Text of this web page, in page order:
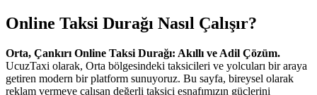
Online Taksi Durağı Nasıl Çalışır?
Orta, Çankırı Online Taksi Durağı: Akıllı ve Adil Çözüm.
UcuzTaxi olarak, Orta bölgesindeki taksicileri ve yolcuları bir araya
getiren modern bir platform sunuyoruz. Bu sayfa, bireysel olarak
reklam vermeye çalışan değerli taksici esnafımızın güçlerini